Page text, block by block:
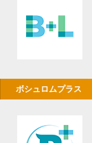
ボシュロムプラス